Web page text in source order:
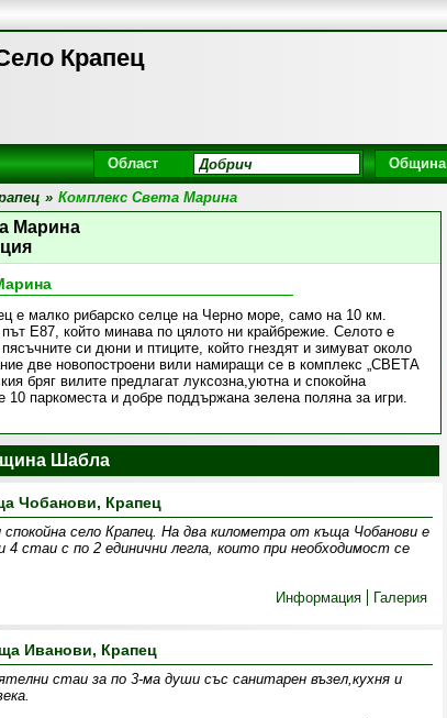
Крапец
Област Община
» Комплекс Света Марина
Марина
е малко рибарско селце на Черно море, само на 10 км.
Е87, който минава по цялото ни крайбрежие. Селото е
си дюни и птиците, който гнездят и зимуват около
две новопостроени вили намиращи се в комплекс „СВЕТА
бряг вилите предлагат луксозна,уютна и спокойна
паркоместа и добре поддържана зелена поляна за игри.
Шабла
Чобанови, Крапец
село Крапец. На два километра от къща Чобанови е
стаи с по 2 единични легла, които при необходимост се
Информация
Галерия
Иванови, Крапец
стаи за по 3-ма души със санитарен възел,кухня и